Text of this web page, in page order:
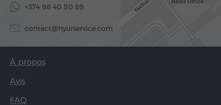
+374 98 40 50 89
contact@hyurservice.com
À propos
Avis
FAQ